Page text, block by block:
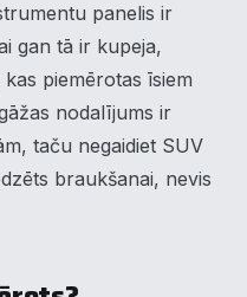
panelis ir
gan tā ir kupeja,
piemērotas īsiem
nodalījums ir
taču negaidiet SUV
braukšanai, nevis